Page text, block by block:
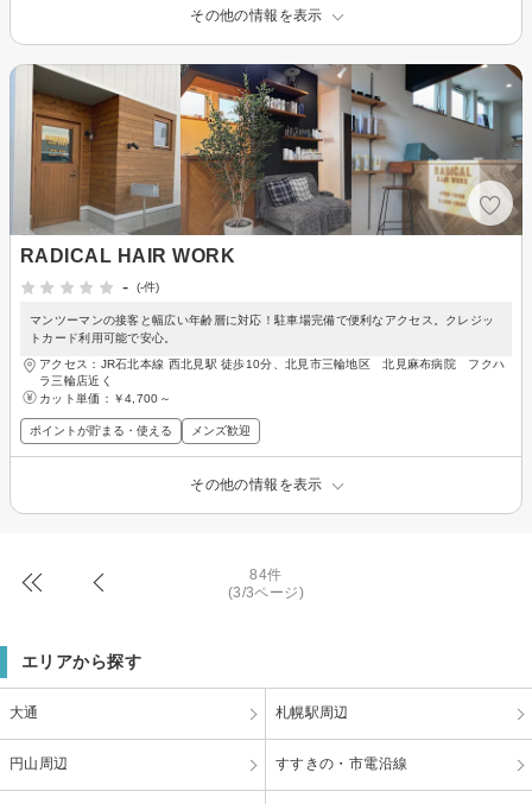
その他の情報を表示
RADICAL HAIR WORK
-
(-件)
マンツーマンの接客と幅広い年齢層に対応！駐車場完備で便利なアクセス。クレジッ
トカード利用可能で安心。
アクセス：JR石北本線 西北見駅 徒歩10分、北見市三輪地区 北見麻布病院 フクハ
ラ三輪店近く
カット単価： ￥4,700～
ポイントが貯まる・使える メンズ歓迎
その他の情報を表示
84件
(3/3ページ)
エリアから探す
大通 札幌駅周辺
円山周辺 すすきの・市電沿線